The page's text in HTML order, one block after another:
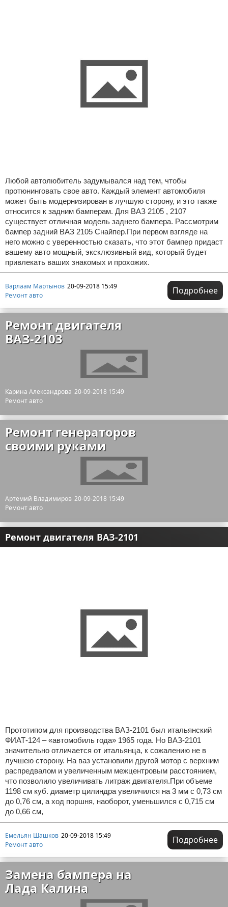
Любой автолюбитель задумывался над тем, чтобы
протюнинговать свое авто. Каждый элемент автомобиля
может быть модернизирован в лучшую сторону, и это также
относится к задним бамперам. Для ВАЗ 2105 , 2107
существует отличная модель заднего бампера. Рассмотрим
бампер задний ВАЗ 2105 Снайпер.При первом взгляде на
него можно с уверенностью сказать, что этот бампер придаст
вашему авто мощный, эксклюзивный вид, который будет
привлекать ваших знакомых и прохожих.
Варлаам Мартынов 20-09-2018 15:49
Ремонт авто
Подробнее
Ремонт двигателя
ВАЗ-2103
Карина Александрова 20-09-2018 15:49
Ремонт авто
Ремонт генераторов
своими руками
Артемий Владимиров 20-09-2018 15:49
Ремонт авто
Ремонт двигателя ВАЗ-2101
Прототипом для производства ВАЗ-2101 был итальянский
ФИАТ-124 – «автомобиль года» 1965 года. Но ВАЗ-2101
значительно отличается от итальянца, к сожалению не в
лучшею сторону. На ваз установили другой мотор с верхним
распредвалом и увеличенным межцентровым расстоянием,
что позволило увеличивать литраж двигателя.При объеме
1198 см куб. диаметр цилиндра увеличился на 3 мм с 0,73 см
до 0,76 см, а ход поршня, наоборот, уменьшился с 0,715 см
до 0,66 см,
Емельян Шашков 20-09-2018 15:49
Ремонт авто
Подробнее
Замена бампера на
Лада Калина